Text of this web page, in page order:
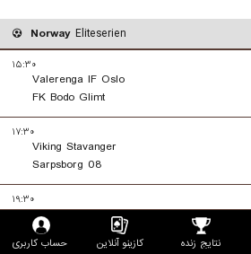
Norway Eliteserien
۱۵:۳۰
Valerenga IF Oslo
FK Bodo Glimt
۱۷:۳۰
Viking Stavanger
Sarpsborg 08
۱۹:۳۰
IK Start Kristiansand
Fredrikstad FK
نتایج زنده کازینو آنلاین حساب کاربری